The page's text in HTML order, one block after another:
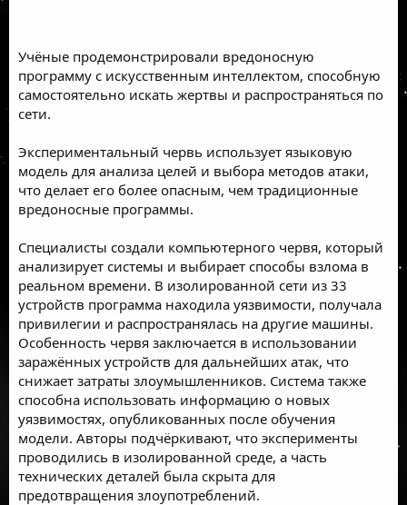
Учёные продемонстрировали вредоносную
программу с искусственным интеллектом, способную
самостоятельно искать жертвы и распространяться по
сети.
Экспериментальный червь использует языковую
модель для анализа целей и выбора методов атаки,
что делает его более опасным, чем традиционные
вредоносные программы.
Специалисты создали компьютерного червя, который
анализирует системы и выбирает способы взлома в
реальном времени. В изолированной сети из 33
устройств программа находила уязвимости, получала
привилегии и распространялась на другие машины.
Особенность червя заключается в использовании
заражённых устройств для дальнейших атак, что
снижает затраты злоумышленников. Система также
способна использовать информацию о новых
уязвимостях, опубликованных после обучения
модели. Авторы подчёркивают, что эксперименты
проводились в изолированной среде, а часть
технических деталей была скрыта для
предотвращения злоупотреблений.